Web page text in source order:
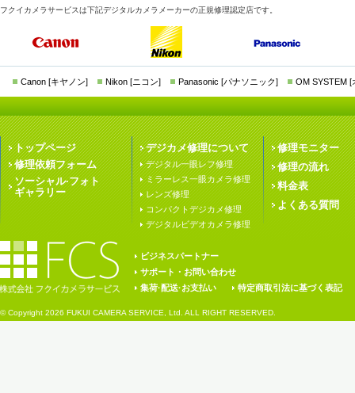
フクイカメラサービスは下記デジタルカメラメーカーの正規修理認定店です。
Canon [キヤノン] Nikon [ニコン] Panasonic [パナソニック] OM SYSTEM [
トップページ
修理依頼フォーム
ソーシャル·フォト
ギャラリー
デジカメ修理について
デジタル一眼レフ修理
ミラーレス一眼カメラ修理
レンズ修理
コンパクトデジカメ修理
デジタルビデオカメラ修理
修理モニター
修理の流れ
料金表
よくある質問
ビジネスパートナー
サポート・お問い合わせ
集荷·配送·お支払い
特定商取引法に基づく表記
© Copyright 2026 FUKUI CAMERA SERVICE, Ltd. ALL RIGHT RESERVED.